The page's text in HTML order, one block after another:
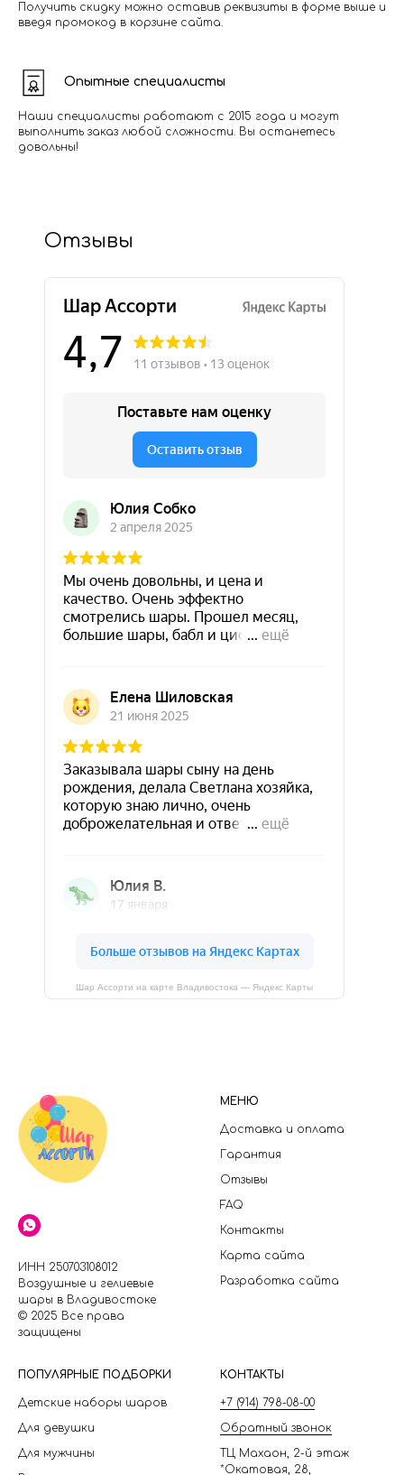
Получить скидку можно оставив реквизиты в форме выше и
введя промокод в корзине сайта.
Опытные специалисты
Наши специалисты работают с 2015 года и могут
выполнить заказ любой сложности. Вы останетесь
довольны!
Отзывы
Шар Ассорти на карте Владивостока — Яндекс Карты
ИНН 250703108012
Воздушные и гелиевые
шары в Владивостоке
© 2025 Все права
защищены
МЕНЮ
Доставка и оплата
Гарантия
Отзывы
FAQ
Контакты
Карта сайта
Разработка сайта
ПОПУЛЯРНЫЕ ПОДБОРКИ
Детские наборы шаров
Для девушки
Для мужчины
КОНТАКТЫ
+7 (914) 798-08-00
Обратный звонок
ТЦ Махаон, 2-й этаж
*Окатовая, 28,